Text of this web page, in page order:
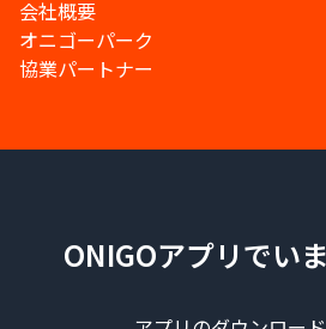
会社概要
オニゴーパーク
協業パートナー
ONIGOアプリでい